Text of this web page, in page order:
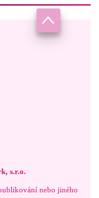
s.r.o.
nebo jiného